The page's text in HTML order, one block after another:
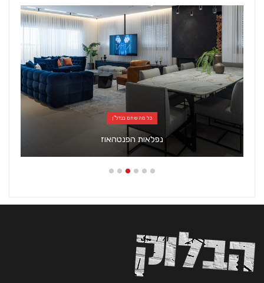
כל מה שחם בנדל"ן
נפלאות הפנטהאוז